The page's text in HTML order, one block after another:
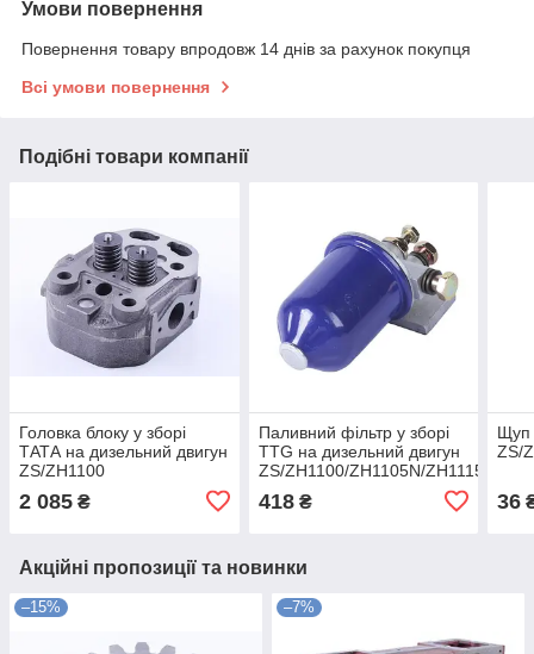
Умови повернення
Повернення товару впродовж 14 днів за рахунок покупця
Всі умови повернення
Подібні товари компанії
Головка блоку у зборі
ТАТА на дизельний двигун
ZS/ZH1100
2 085 ₴
Паливний фільтр у зборі
TTG на дизельний двигун
ZS/ZH1100/ZH1105N/ZH1115N/
418₴
Щуп
ZS/
36
Акційні пропозиції та новинки
–15% –7%